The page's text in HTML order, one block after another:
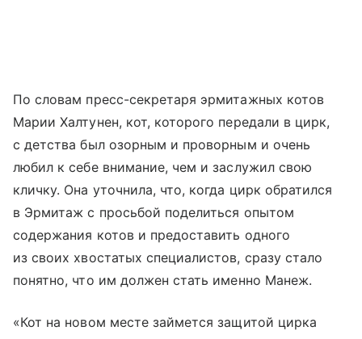
По словам пресс-секретаря эрмитажных котов
Марии Халтунен, кот, которого передали в цирк,
с детства был озорным и проворным и очень
любил к себе внимание, чем и заслужил свою
кличку. Она уточнила, что, когда цирк обратился
в Эрмитаж с просьбой поделиться опытом
содержания котов и предоставить одного
из своих хвостатых специалистов, сразу стало
понятно, что им должен стать именно Манеж.
«Кот на новом месте займется защитой цирка